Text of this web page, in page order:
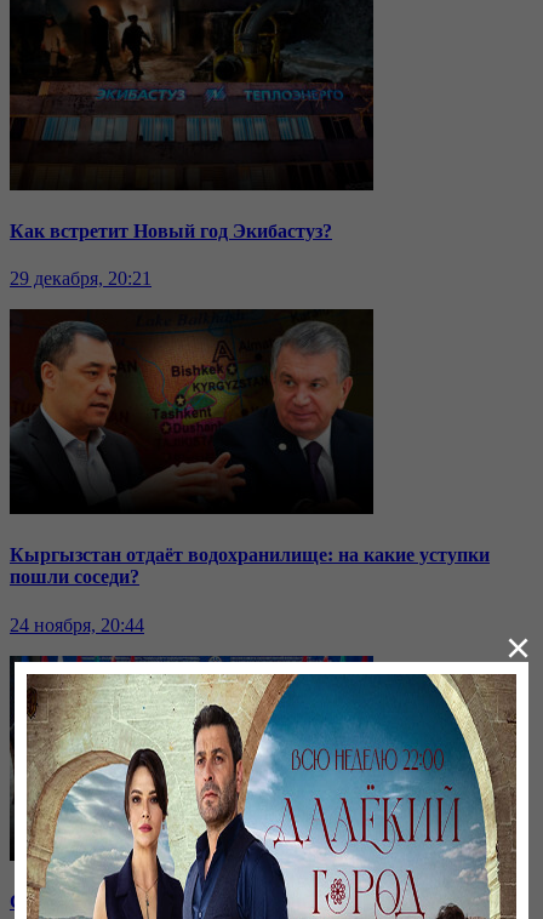
Как встретит Новый год Экибастуз?
29 декабря, 20:21
Кыргызстан отдаёт водохранилище: на какие уступки
пошли соседи?
24 ноября, 20:44
Саммит ОДКБ: под вопросом эффективность организации
×